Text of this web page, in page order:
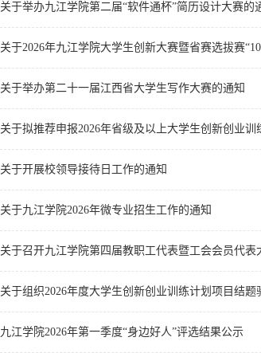
关于举办九江学院第二届“软件通杯”简历设计大赛的
关于2026年九江学院大学生创新大赛暨省赛选拔赛
关于举办第二十一届江西省大学生写作大赛的通知
关于拟推荐申报2026年省级及以上大学生创新创业训
关于开展校领导接待日工作的通知
关于九江学院2026年微专业招生工作的通知
关于召开九江学院第四届教职工代表暨工会会员代表
关于组织2026年度大学生创新创业训练计划项目结题
九江学院2026年第一季度“身边好人”评选结果公示